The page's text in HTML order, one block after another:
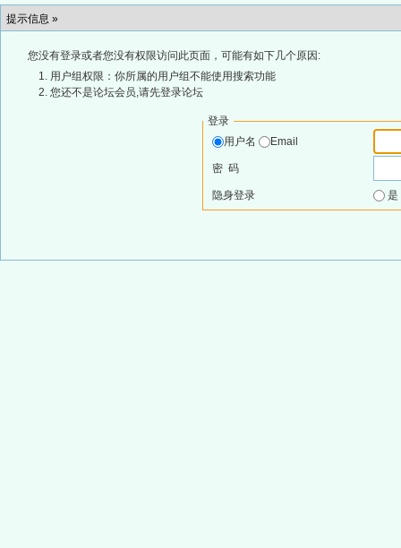
提示信息 »
您没有登录或者您没有权限访问此页面，可能有如下几个原因:
用户组权限：你所属的用户组不能使用搜索功能
您还不是论坛会员,请先登录论坛
登录
用户名
Email
密 码
隐身登录